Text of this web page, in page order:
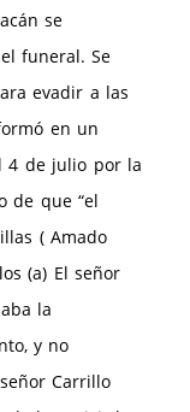
se
funeral. Se
evadir a las
en un
4 de julio por la
de que “el
( Amado
(a) El señor
la
y no
Carrillo